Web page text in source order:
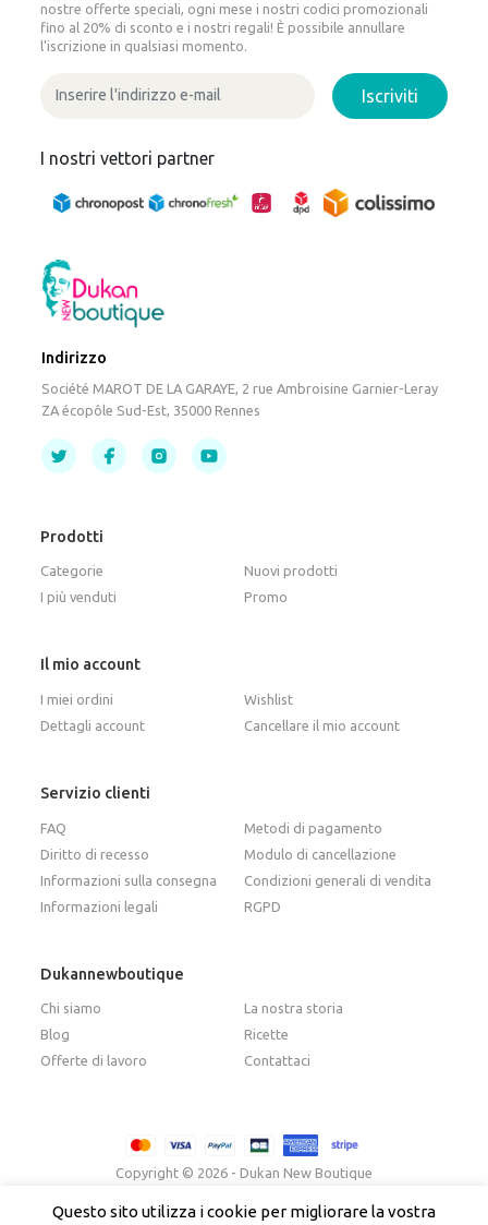
nostre offerte speciali, ogni mese i nostri codici promozionali
fino al 20% di sconto e i nostri regali! È possibile annullare
l'iscrizione in qualsiasi momento.
Iscriviti
I nostri vettori partner
Indirizzo
Société MAROT DE LA GARAYE, 2 rue Ambroisine Garnier-Leray
ZA écopôle Sud-Est, 35000 Rennes
Prodotti
Categorie
Nuovi prodotti
I più venduti
Promo
Il mio account
I miei ordini
Wishlist
Dettagli account
Cancellare il mio account
Servizio clienti
FAQ
Metodi di pagamento
Diritto di recesso
Modulo di cancellazione
Informazioni sulla consegna
Condizioni generali di vendita
Informazioni legali
RGPD
Dukannewboutique
Chi siamo
La nostra storia
Blog
Ricette
Offerte di lavoro
Contattaci
Copyright © 2026 - Dukan New Boutique
Questo sito utilizza i cookie per migliorare la vostra